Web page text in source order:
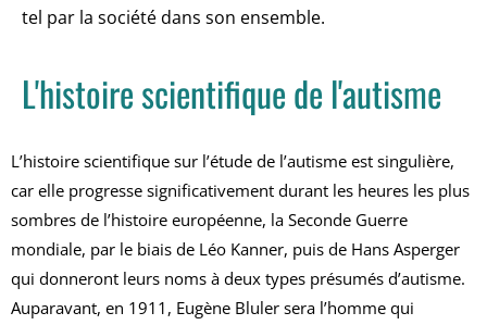
tel par la société dans son ensemble.
L'histoire scientifique de l'autisme
L’histoire scientifique sur l’étude de l’autisme est singulière,
car elle progresse significativement durant les heures les plus
sombres de l’histoire européenne, la Seconde Guerre
mondiale, par le biais de Léo Kanner, puis de Hans Asperger
qui donneront leurs noms à deux types présumés d’autisme.
Auparavant, en 1911, Eugène Bluler sera l’homme qui